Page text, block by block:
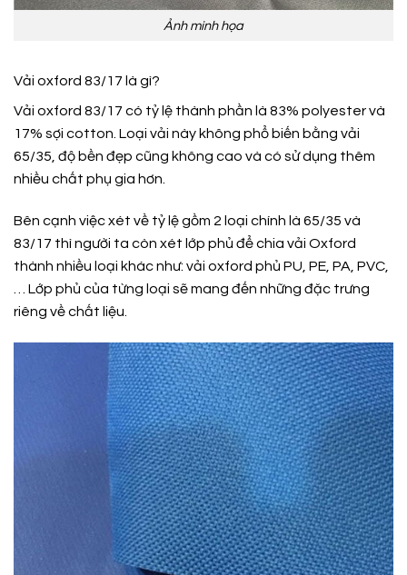
Ảnh minh họa
Vải oxford 83/17 là gì?
Vải oxford 83/17 có tỷ lệ thành phần là 83% polyester và
17% sợi cotton. Loại vải này không phổ biến bằng vải
65/35, độ bền đẹp cũng không cao và có sử dụng thêm
nhiều chất phụ gia hơn.
Bên cạnh việc xét về tỷ lệ gồm 2 loại chính là 65/35 và
83/17 thì người ta còn xét lớp phủ để chia vải Oxford
thành nhiều loại khác như: vải oxford phủ PU, PE, PA, PVC,
… Lớp phủ của từng loại sẽ mang đến những đặc trưng
riêng về chất liệu.